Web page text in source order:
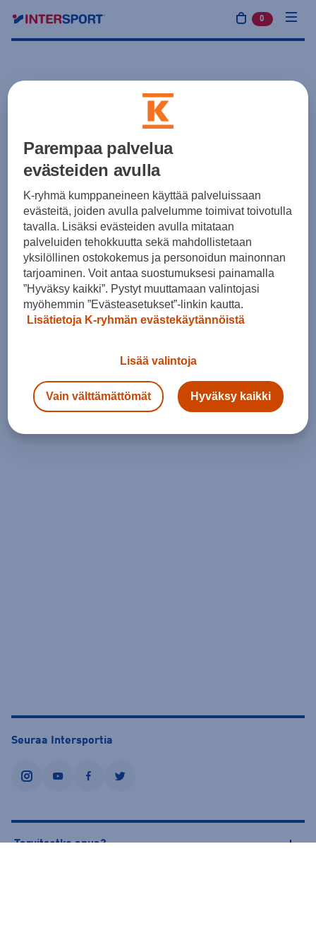
0 tuotetta
Seuraa Intersportia
instagramyoutubefacebooktwitter
Tarvitsetko apua?
Parempaa palvelua
evästeiden avulla
K-ryhmä kumppaneineen käyttää palveluissaan
evästeitä, joiden avulla palvelumme toimivat toivotulla
tavalla. Lisäksi evästeiden avulla mitataan
palveluiden tehokkuutta sekä mahdollistetaan
yksilöllinen ostokokemus ja personoidun mainonnan
tarjoaminen. Voit antaa suostumuksesi painamalla
”Hyväksy kaikki”. Pystyt muuttamaan valintojasi
myöhemmin ”Evästeasetukset”-linkin kautta.
Lisätietoja K-ryhmän evästekäytännöistä
Lisää valintoja
Vain välttämättömät Hyväksy kaikki